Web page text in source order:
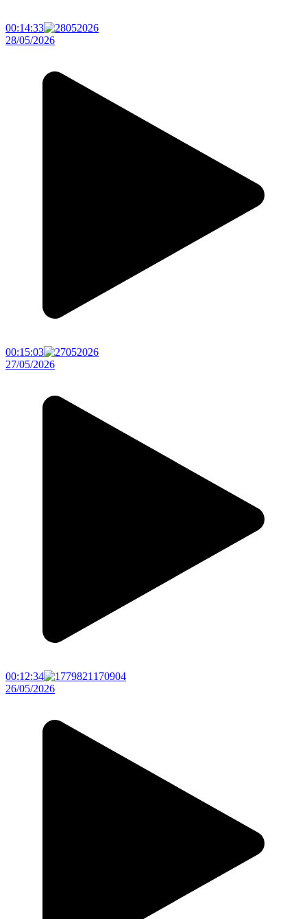
00:14:33
28/05/2026
00:15:03
27/05/2026
00:12:34
26/05/2026